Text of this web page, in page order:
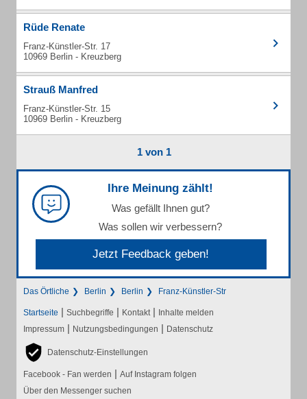
Rüde Renate
Franz-Künstler-Str. 17
10969 Berlin - Kreuzberg
Strauß Manfred
Franz-Künstler-Str. 15
10969 Berlin - Kreuzberg
1 von 1
Ihre Meinung zählt!
Was gefällt Ihnen gut?
Was sollen wir verbessern?
Jetzt Feedback geben!
Das Örtliche Berlin Berlin Franz-Künstler-Str
Startseite | Suchbegriffe | Kontakt | Inhalte melden
Impressum | Nutzungsbedingungen | Datenschutz
Datenschutz-Einstellungen
Facebook - Fan werden | Auf Instagram folgen
Über den Messenger suchen